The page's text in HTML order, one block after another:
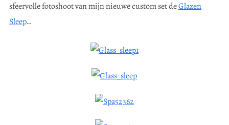
sfeervolle fotoshoot van mijn nieuwe custom set deGlazen
Sleep…